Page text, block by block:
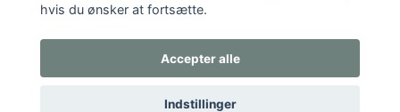
© 2026 Friskbrygget.nu
hvis du ønsker at fortsætte.
Accepter alle
Indstillinger